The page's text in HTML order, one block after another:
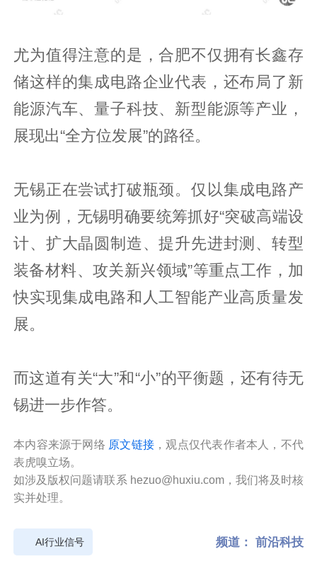
尤为值得注意的是，合肥不仅拥有长鑫存
储这样的集成电路企业代表，还布局了新
能源汽车、量子科技、新型能源等产业，
展现出“全方位发展”的路径。
无锡正在尝试打破瓶颈。仅以集成电路产
业为例，无锡明确要统筹抓好“突破高端设
计、扩大晶圆制造、提升先进封测、转型
装备材料、攻关新兴领域”等重点工作，加
快实现集成电路和人工智能产业高质量发
展。
而这道有关“大”和“小”的平衡题，还有待无
锡进一步作答。
本内容来源于网络 原文链接 ，观点仅代表作者本人，不代
表虎嗅立场。
如涉及版权问题请联系 hezuo@huxiu.com，我们将及时核
实并处理。
AI行业信号 频道： 前沿科技